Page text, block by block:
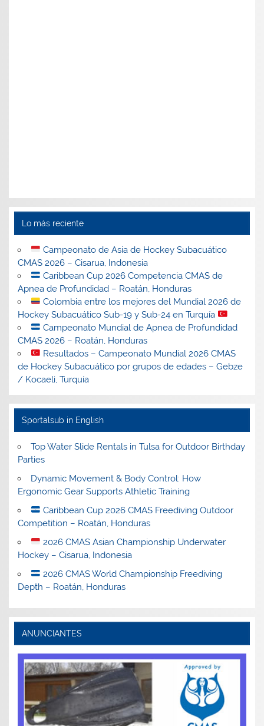
Lo más reciente
Campeonato de Asia de Hockey Subacuático
CMAS 2026 – Cisarua, Indonesia
Caribbean Cup 2026 Competencia CMAS de
Apnea de Profundidad – Roatán, Honduras
Colombia entre los mejores del Mundial 2026 de
Hockey Subacuático Sub-19 y Sub-24 en Turquía
Campeonato Mundial de Apnea de Profundidad
CMAS 2026 – Roatán, Honduras
Resultados – Campeonato Mundial 2026 CMAS
de Hockey Subacuático por grupos de edades – Gebze
/ Kocaeli, Turquía
Sportalsub in English
Top Water Slide Rentals in Tulsa for Outdoor Birthday
Parties
Dynamic Movement & Body Control: How
Ergonomic Gear Supports Athletic Training
Caribbean Cup 2026 CMAS Freediving Outdoor
Competition – Roatán, Honduras
2026 CMAS Asian Championship Underwater
Hockey – Cisarua, Indonesia
2026 CMAS World Championship Freediving
Depth – Roatán, Honduras
ANUNCIANTES